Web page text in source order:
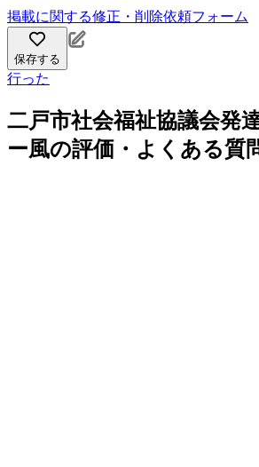
掲載に関する修正・削除依頼フォーム
保存する
行った
二戸市社会福祉協議会発
ー風の評価・よくある質